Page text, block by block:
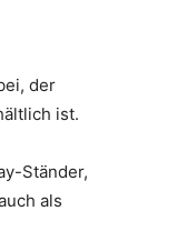
der
ist.
Ständer,
als